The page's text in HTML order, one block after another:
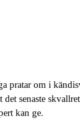
pratar om i
senaste
kan ge.